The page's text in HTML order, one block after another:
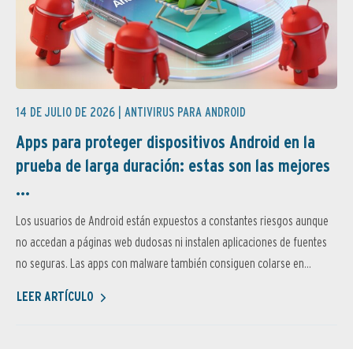
14 DE JULIO DE 2026 | ANTIVIRUS PARA ANDROID
Apps para proteger dispositivos Android en la
prueba de larga duración: estas son las mejores
...
Los usuarios de Android están expuestos a constantes riesgos aunque
no accedan a páginas web dudosas ni instalen aplicaciones de fuentes
no seguras. Las apps con malware también consiguen colarse en...
LEER ARTÍCULO